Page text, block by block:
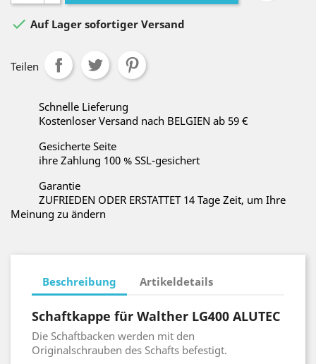
 Auf Lager sofortiger Versand
Teilen
Schnelle Lieferung
Kostenloser Versand nach BELGIEN ab 59 €
Gesicherte Seite
ihre Zahlung 100 % SSL-gesichert
Garantie
ZUFRIEDEN ODER ERSTATTET 14 Tage Zeit, um Ihre
Meinung zu ändern
Beschreibung Artikeldetails
Schaftkappe für Walther LG400 ALUTEC
Die Schaftbacken werden mit den
Originalschrauben des Schafts befestigt.